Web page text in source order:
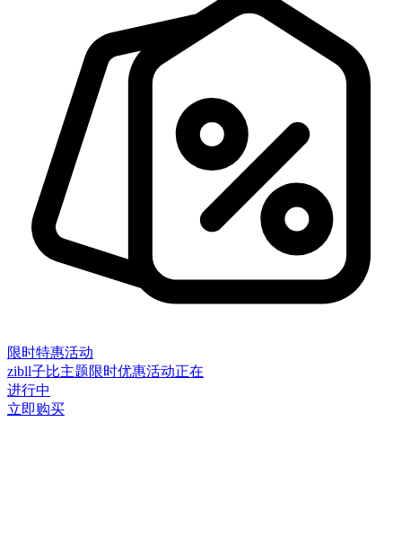
限时特惠活动
zibll子比主题限时优惠活动正在
进行中
立即购买